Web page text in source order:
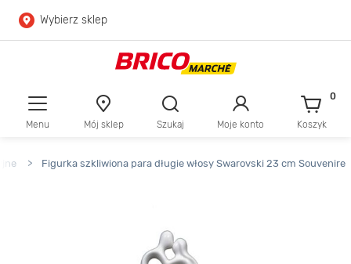
Przejdź do głównej zawartości
Wybierz sklep
Menu Mój sklep Szukaj Moje konto Koszyk
0
> Figurka szkliwiona para długie włosy Swarovski 23 cm Souvenire